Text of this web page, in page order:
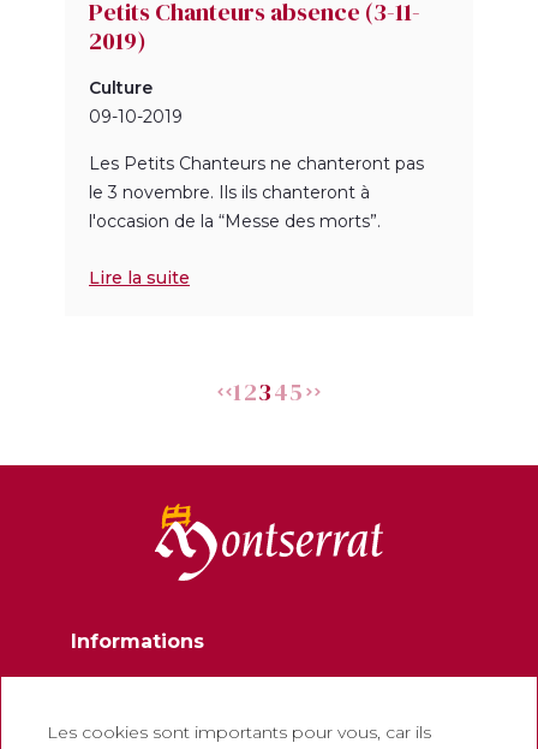
Petits Chanteurs absence (3-11-
2019)
Culture
09-10-2019
Les Petits Chanteurs ne chanteront pas
le 3 novembre. Ils ils chanteront à
l'occasion de la “Messe des morts”.
Lire la suite
12345
Informations
Newsletter
Les cookies sont importants pour vous, car ils